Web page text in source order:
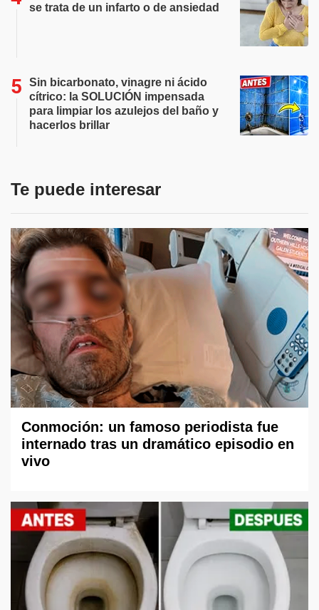
se trata de un infarto o de ansiedad
Sin bicarbonato, vinagre ni ácido
cítrico: la SOLUCIÓN impensada
para limpiar los azulejos del baño y
hacerlos brillar
Te puede interesar
Conmoción: un famoso periodista fue
internado tras un dramático episodio en
vivo